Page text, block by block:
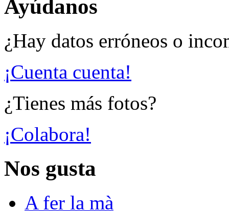
Ayúdanos
¿Hay datos erróneos o
¡Cuenta cuenta!
¿Tienes más fotos?
¡Colabora!
Nos gusta
A fer la mà